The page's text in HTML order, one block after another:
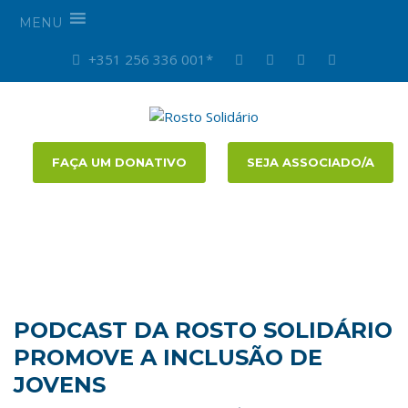
MENU
+351 256 336 001*
FAÇA UM DONATIVO SEJA ASSOCIADO/A
PODCAST DA ROSTO SOLIDÁRIO
PROMOVE A INCLUSÃO DE
JOVENS